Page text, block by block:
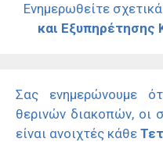
Ενημερωθείτε
και Εξυπηρέτησης
Σας ενημερώνουμε
θερινών διακοπών, οι
είναι ανοιχτές κάθε